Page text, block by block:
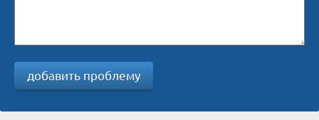
добавить проблему